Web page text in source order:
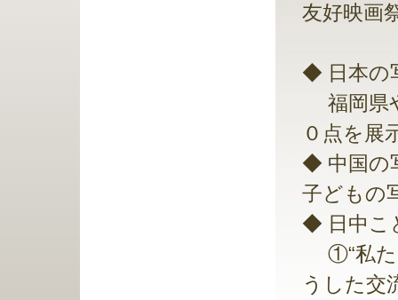
友好映画
◆ 日本の
福岡県
０点を展
◆ 中国の
子どもの
◆ 日中こ
①“私た
うした交